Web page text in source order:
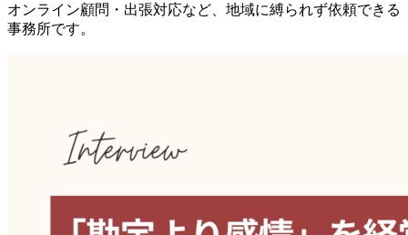
オンライン顧問・出張対応など、地域に縛られず依頼できる
事務所です。